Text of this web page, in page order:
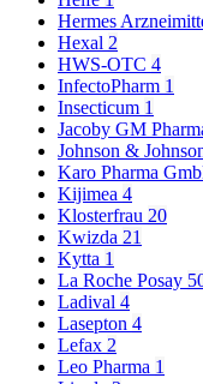
Hermes
Hexal 2
HWS-OTC 4
InfectoPharm 1
Insecticum 1
Jacoby GM
Johnson &
Karo Pharma
Kijimea 4
Klosterfrau 20
Kwizda 21
Kytta 1
La Roche Posay
Ladival 4
Lasepton 4
Lefax 2
Leo Pharma 1